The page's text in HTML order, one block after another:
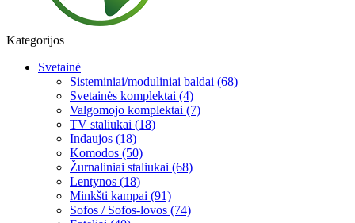
Kategorijos
Svetainė
Sisteminiai/moduliniai baldai (68)
Svetainės komplektai (4)
Valgomojo komplektai (7)
TV staliukai (18)
Indaujos (18)
Komodos (50)
Žurnaliniai staliukai (68)
Lentynos (18)
Minkšti kampai (91)
Sofos / Sofos-lovos (74)